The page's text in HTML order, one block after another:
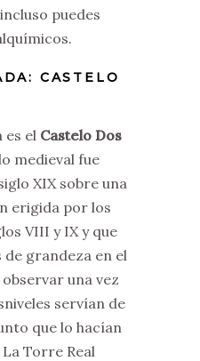
puedes
CASTELO
es el Castelo Dos
medieval fue
XIX sobre una
erigida por los
VIII y IX y que
grandeza en el
una vez
servían de
que lo hacían
Torre Real